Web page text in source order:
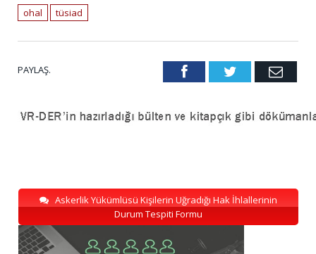
ohal tüsiad
PAYLAŞ. FacebookTwitter Email
Askerlik Yükümlüsü Kişilerin Uğradığı Hak İhlallerinin
Durum Tespiti Formu